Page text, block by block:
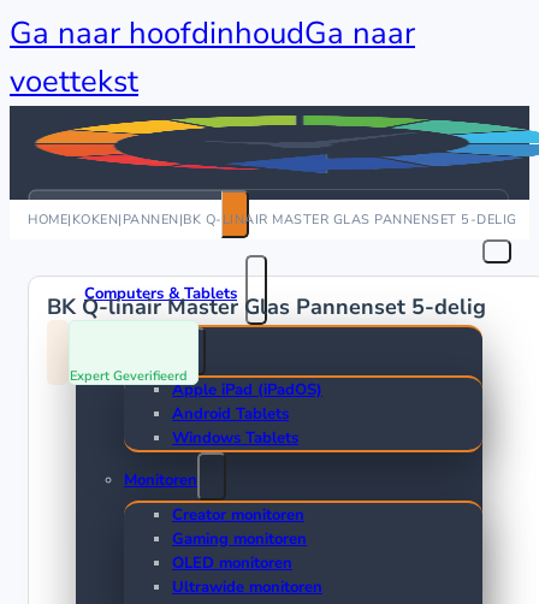
Ga naar hoofdinhoudGa naar
voettekst
Zoeken
Computers & Tablets
Apple iPad (iPadOS)
Android Tablets
Windows Tablets
Monitoren
Creator monitoren
Gaming monitoren
OLED monitoren
Ultrawide monitoren
HOME| KOKEN| PANNEN|BK Q-LINAIR MASTER GLAS PANNENSET 5-DELIG
BK Q-linair Master Glas Pannenset 5-delig
Expert Geverifieerd